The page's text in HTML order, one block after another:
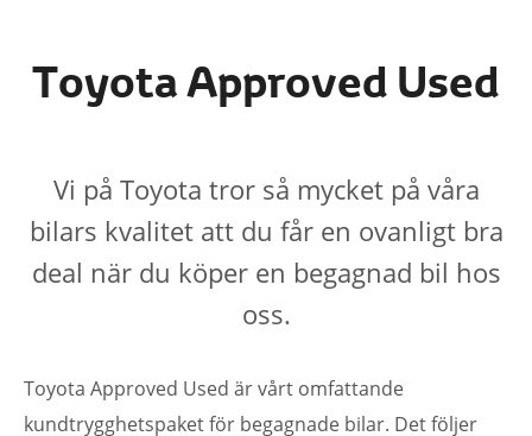
Toyota Approved Used
Vi på Toyota tror så mycket på våra
bilars kvalitet att du får en ovanligt bra
deal när du köper en begagnad bil hos
oss.
Toyota Approved Used är vårt omfattande
kundtrygghetspaket för begagnade bilar. Det följer